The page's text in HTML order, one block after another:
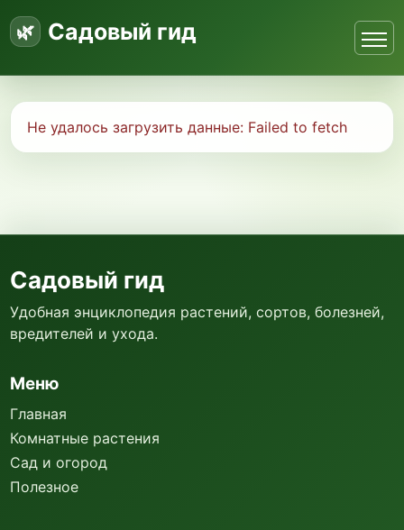
Садовый гид
Не удалось загрузить данные: Failed to fetch
Садовый гид
Удобная энциклопедия растений, сортов, болезней,
вредителей и ухода.
Меню
Главная
Комнатные растения
Сад и огород
Полезное